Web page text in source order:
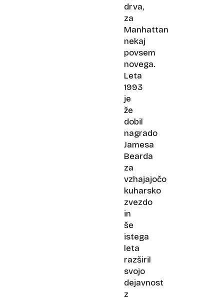
drva,
za
Manhattan
nekaj
povsem
novega.
Leta
1993
je
že
dobil
nagrado
Jamesa
Bearda
za
vzhajajočo
kuharsko
zvezdo
in
še
istega
leta
razširil
svojo
dejavnost
z